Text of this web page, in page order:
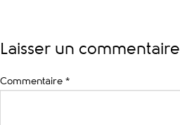
Laisser un commentaire
Commentaire *